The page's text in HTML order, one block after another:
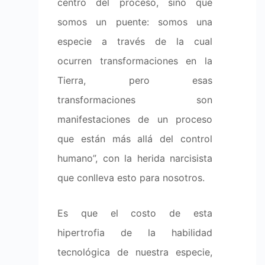
centro del proceso, sino que
somos un puente: somos una
especie a través de la cual
ocurren transformaciones en la
Tierra, pero esas
transformaciones son
manifestaciones de un proceso
que están más allá del control
humano”, con la herida narcisista
que conlleva esto para nosotros.
Es que el costo de esta
hipertrofia de la habilidad
tecnológica de nuestra especie,